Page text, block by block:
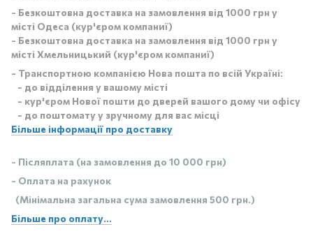
- Безкоштовна доставка на замовлення від 1000 грн у
місті Одеса (кур'єром компаниї)
- Безкоштовна доставка на замовлення від 1000 грн у
місті Хмельницький (кур'єром компаниї)
- Транспортною компанією Нова пошта по всій Україні:
- до відділення у вашому місті
- кур'єром Нової пошти до дверей вашого дому чи офісу
- до поштомату у зручному для вас місці
Більше інформації про доставку
- Післяплата (на замовлення до 10 000 грн)
- Оплата на рахунок
(Мінімальна загальна сума замовлення 500 грн.)
Більше про оплату...